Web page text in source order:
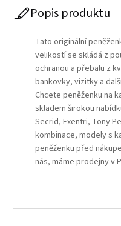
Popis produktu
Tato originální
velikostí se skládá z
ochranou a přebalu z
bankovky, vizitky a
Chcete peněženku na
skladem širokou
Secrid, Exentri, Tony
kombinace, modely s
peněženku před
nás, máme prodejny v